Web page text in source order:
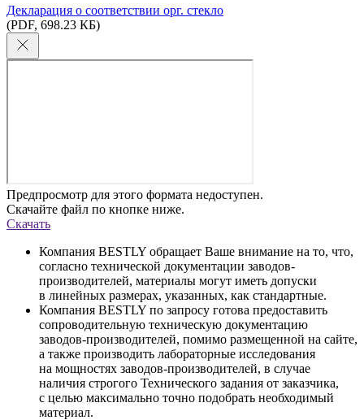
Декларация о соответствии орг. стекло
(PDF, 698.23 КБ)
Предпросмотр для этого формата недоступен.
Скачайте файл по кнопке ниже.
Скачать
Компания BESTLY обращает Ваше внимание на то, что,
согласно технической документации заводов-
производителей, материалы могут иметь допуски
в линейных размерах, указанных, как стандартные.
Компания BESTLY по запросу готова предоставить
сопроводительную техническую документацию
заводов-производителей, помимо размещенной на сайте,
а также производить лабораторные исследования
на мощностях заводов-производителей, в случае
наличия строгого Технического задания от заказчика,
с целью максимально точно подобрать необходимый
материал.